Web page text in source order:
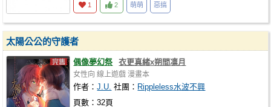
1 2 萌萌 惡搞
太陽公公的守護者
偶像夢幻祭 衣更真緒x朔間凛月
女性向 線上遊戲 漫畫本
作者：J.U. 社團： Rippleless水波不興
頁數：32頁